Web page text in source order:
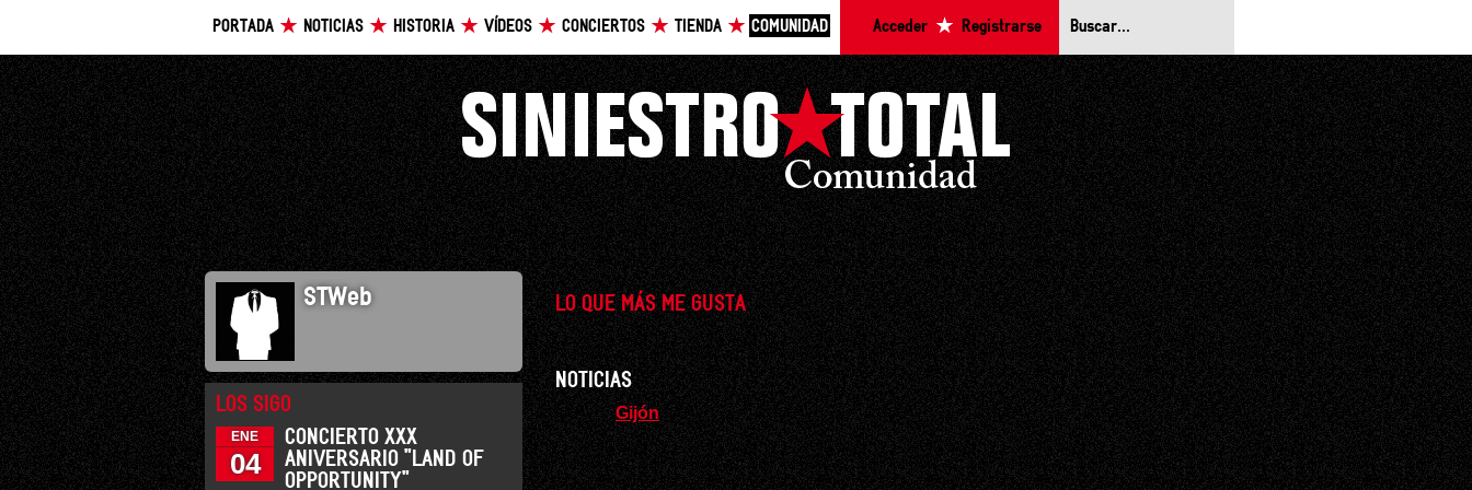
PORTADA NOTICIAS HISTORIA VÍDEOS CONCIERTOS TIENDA COMUNIDAD Acceder Registrarse
STWeb
LOS SIGO
ENE
04
CONCIERTO XXX
ANIVERSARIO "LAND OF
OPPORTUNITY"
LO QUE MÁS ME GUSTA
NOTICIAS
Gijón